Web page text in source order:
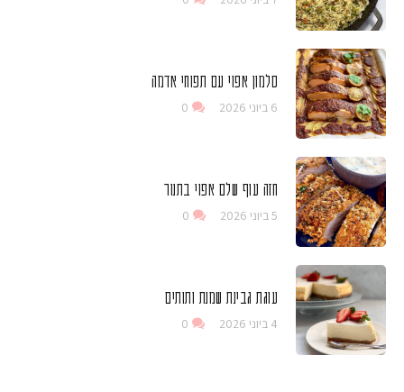
סלמון אפוי עם תפוחי אדמה
6 ביוני 2026 0
חזה עוף שלם אפוי בתנור
5 ביוני 2026 0
עוגת גבינת שמנת ותותים
4 ביוני 2026 0